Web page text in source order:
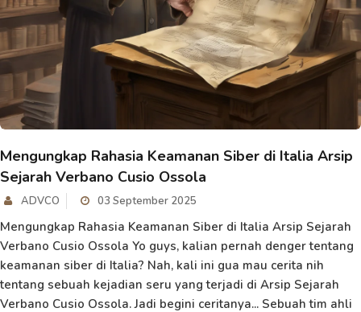
Mengungkap Rahasia Keamanan Siber di Italia Arsip
Sejarah Verbano Cusio Ossola
ADVCO 03 September 2025
Mengungkap Rahasia Keamanan Siber di Italia Arsip Sejarah
Verbano Cusio Ossola Yo guys, kalian pernah denger tentang
keamanan siber di Italia? Nah, kali ini gua mau cerita nih
tentang sebuah kejadian seru yang terjadi di Arsip Sejarah
Verbano Cusio Ossola. Jadi begini ceritanya... Sebuah tim ahli